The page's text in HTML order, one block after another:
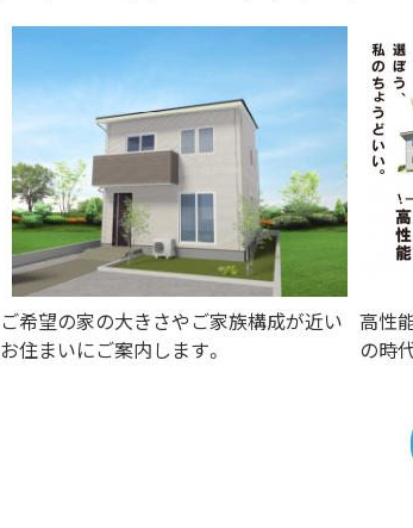
ご希望の家の大きさやご家族構成が近い
お住まいにご案内します。
高性
の時